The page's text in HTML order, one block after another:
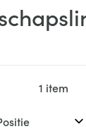
1 item
op: